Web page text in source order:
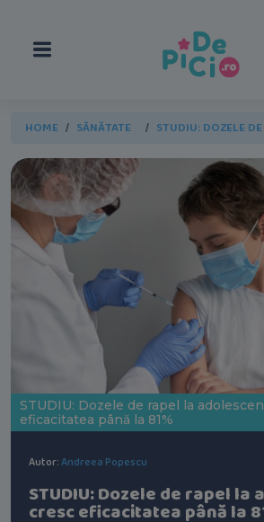
HOME SĂNĂTATE STUDIU: DOZELE
STUDIU: Dozele de rapel la
eficacitatea până la 81%
Autor:Andreea Popescu
STUDIU: Dozele de rapel la
cresc eficacitatea până la